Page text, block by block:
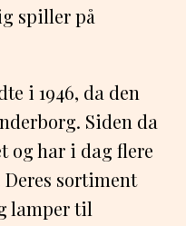
spiller på
i 1946, da den
Siden da
og har i dag flere
sortiment
lamper til